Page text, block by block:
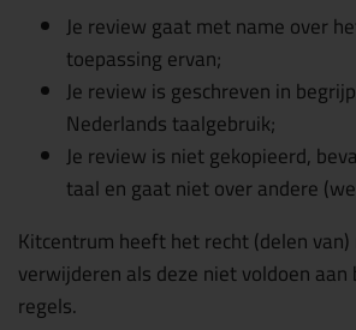
Je review gaat met name over
toepassing ervan;
Je review is geschreven in
Nederlands taalgebruik;
Je review is niet gekopieerd,
taal en gaat niet over andere
Kitcentrum heeft het recht (delen
verwijderen als deze niet voldoen
regels.